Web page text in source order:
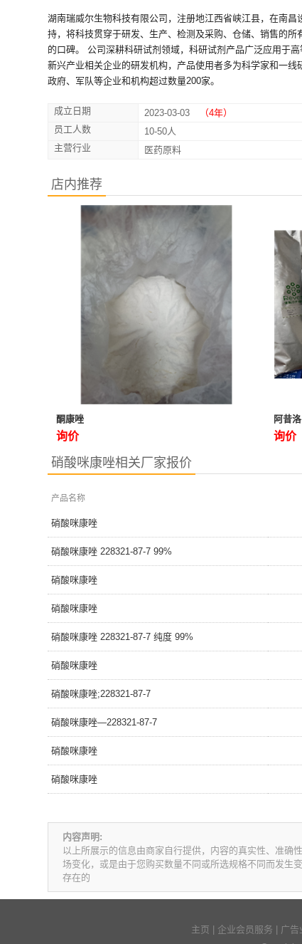
湖南瑞威尔生物科技有限公司，注册地江西省峡江县，在南
持，将科技贯穿于研发、生产、检测及采购、仓储、销售的
的口碑。 公司深耕科研试剂领域，科研试剂产品广泛应用于
新兴产业相关企业的研发机构，产品使用者多为科学家和一
政府、军队等企业和机构超过数量200家。
成立日期 2023-03-03 （4年）
员工人数
10-50人
主营行业
医药原料
店内推荐
酮康唑
询价
阿昔
询价
硝酸咪康唑相关厂家报价
产品名称
硝酸咪康唑
硝酸咪康唑 228321-87-7 99%
硝酸咪康唑
硝酸咪康唑
硝酸咪康唑 228321-87-7 纯度 99%
硝酸咪康唑
硝酸咪康唑;228321-87-7
硝酸咪康唑—228321-87-7
硝酸咪康唑
硝酸咪康唑
内容声明:
以上所展示的信息由商家自行提供，内容的真实性、准确
场变化，或是由于您购买数量不同或所选规格不同而发生
存在的
主页 企业会员服务 广告